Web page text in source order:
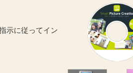
示に従ってイン